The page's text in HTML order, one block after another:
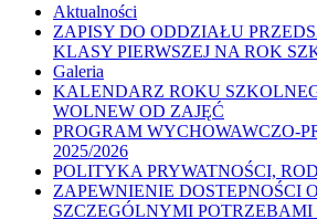
Aktualności
ZAPISY DO ODDZIAŁU
KLASY PIERWSZEJ NA ROK
Galeria
KALENDARZ ROKU
WOLNEW OD ZAJĘĆ
PROGRAM WYCHOWAWCZO-
2025/2026
POLITYKA PRYWATNOŚCI,
ZAPEWNIENIE DOSTEPNOŚCI
SZCZEGÓLNYMI POTRZEBAMI